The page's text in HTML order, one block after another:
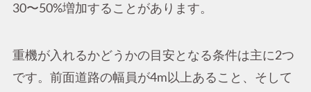
30〜50%増加することがあります。
重機が入れるかどうかの目安となる条件は主に2つ
です。前面道路の幅員が4m以上あること、そして